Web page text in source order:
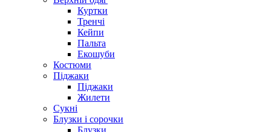
Куртки
Тренчі
Кейпи
Пальта
Екошуби
Костюми
Піджаки
Піджаки
Жилети
Сукні
Блузки і сорочки
Блузки